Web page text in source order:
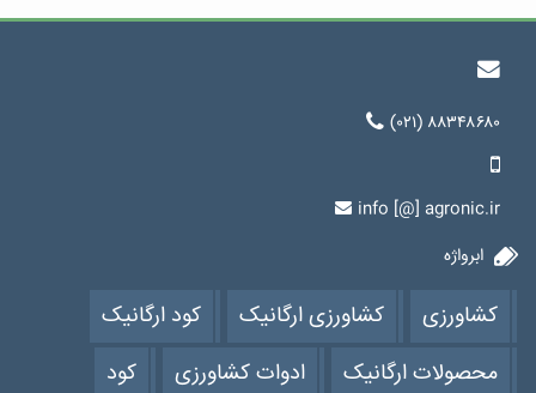
(۰۲۱) ۸۸۳۴۸۶۸۰
info [@] agronic.ir
ابرواژه
کشاورزی کشاورزی ارگانیک
کود ارگانیک
محصولات ارگانیک
ادوات کشاورزی
کود